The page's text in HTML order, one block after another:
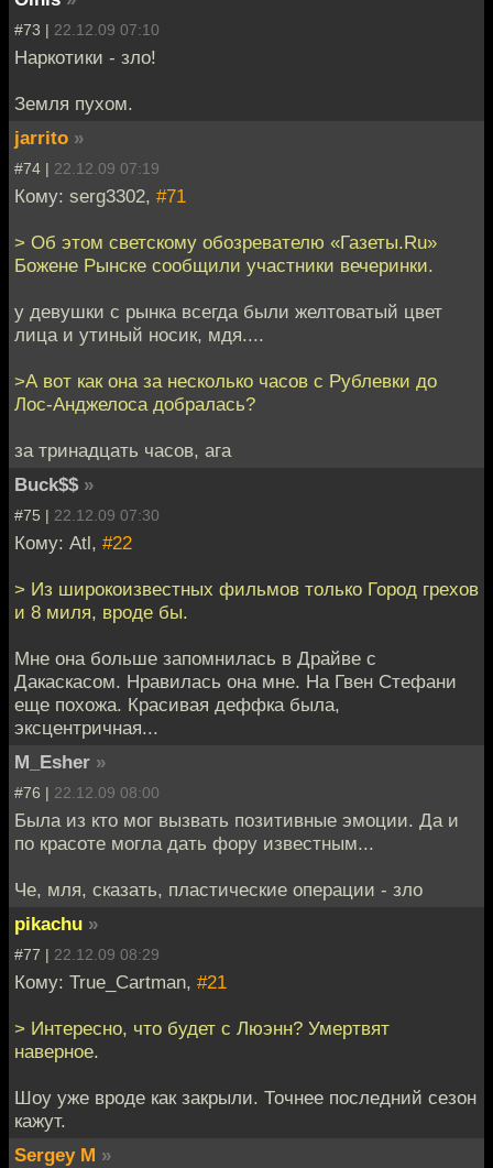
#73 | 22.12.09 07:10
Наркотики - зло!
Земля пухом.
jarrito »
#74 | 22.12.09 07:19
Кому: serg3302, #71
> Об этом светскому обозревателю «Газеты.Ru»
Божене Рынске сообщили участники вечеринки.
у девушки с рынка всегда были желтоватый цвет
лица и утиный носик, мдя....
>А вот как она за несколько часов с Рублевки до
Лос-Анджелоса добралась?
за тринадцать часов, ага
Buck$$ »
#75 | 22.12.09 07:30
Кому: Atl, #22
> Из широкоизвестных фильмов только Город грехов
и 8 миля, вроде бы.
Мне она больше запомнилась в Драйве с
Дакаскасом. Нравилась она мне. На Гвен Стефани
еще похожа. Красивая деффка была,
эксцентричная...
M_Esher »
#76 | 22.12.09 08:00
Была из кто мог вызвать позитивные эмоции. Да и
по красоте могла дать фору известным...
Че, мля, сказать, пластические операции - зло
pikachu »
#77 | 22.12.09 08:29
Кому: True_Cartman, #21
> Интересно, что будет с Люэнн? Умертвят
наверное.
Шоу уже вроде как закрыли. Точнее последний сезон
кажут.
Sergey M »